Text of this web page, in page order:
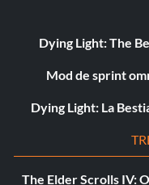
Dying Light: The
Mod de sprint
Dying Light: La
The Elder Scrolls IV: